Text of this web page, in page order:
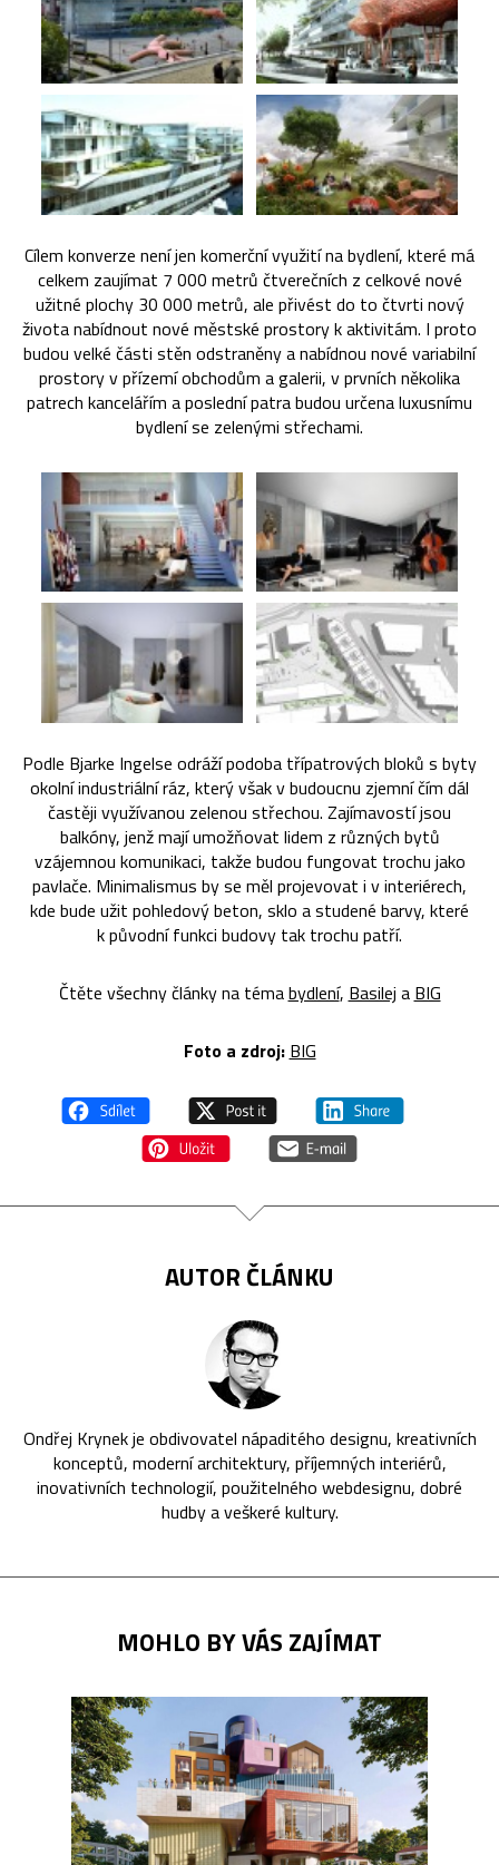
Cílem konverze není jen komerční využití na bydlení, které má
celkem zaujímat 7 000 metrů čtverečních z celkové nové
užitné plochy 30 000 metrů, ale přivést do to čtvrti nový
života nabídnout nové městské prostory k aktivitám. I proto
budou velké části stěn odstraněny a nabídnou nové variabilní
prostory v přízemí obchodům a galerii, v prvních několika
patrech kancelářím a poslední patra budou určena luxusnímu
bydlení se zelenými střechami.
Podle Bjarke Ingelse odráží podoba třípatrových bloků s byty
okolní industriální ráz, který však v budoucnu zjemní čím dál
častěji využívanou zelenou střechou. Zajímavostí jsou
balkóny, jenž mají umožňovat lidem z různých bytů
vzájemnou komunikaci, takže budou fungovat trochu jako
pavlače. Minimalismus by se měl projevovat i v interiérech,
kde bude užit pohledový beton, sklo a studené barvy, které
k původní funkci budovy tak trochu patří.
Čtěte všechny články na témabydlení, Basilej a BIG
Foto a zdroj: BIG
AUTOR ČLÁNKU
Ondřej Krynek je obdivovatel nápaditého designu, kreativních
konceptů, moderní architektury, příjemných interiérů,
inovativních technologií, použitelného webdesignu, dobré
hudby a veškeré kultury.
MOHLO BY VÁS ZAJÍMAT